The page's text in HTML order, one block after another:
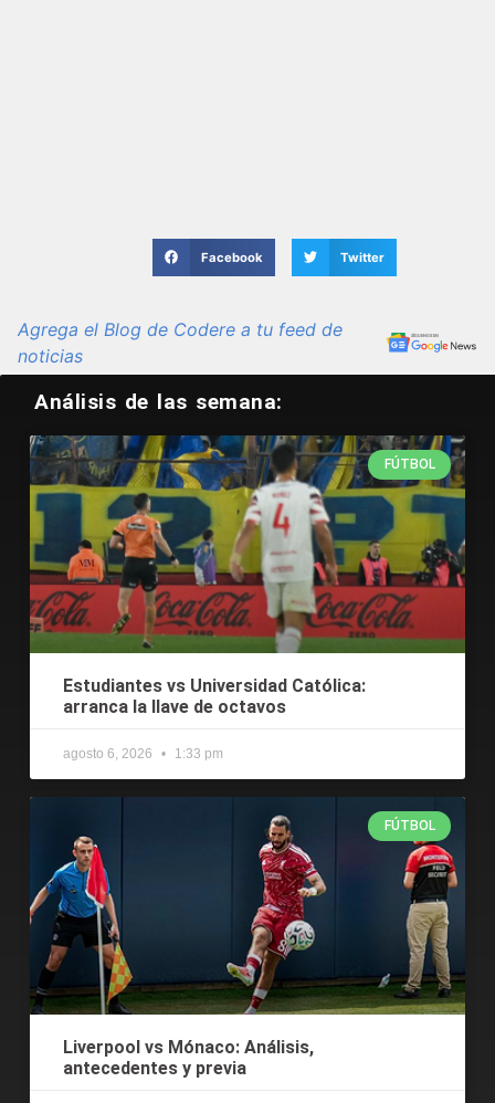
Facebook Twitter
Agrega el Blog de Codere a tu feed de
noticias
Análisis de las semana:
FÚTBOL
Estudiantes vs Universidad Católica:
arranca la llave de octavos
agosto 6, 2026 1:33 pm
FÚTBOL
Liverpool vs Mónaco: Análisis,
antecedentes y previa